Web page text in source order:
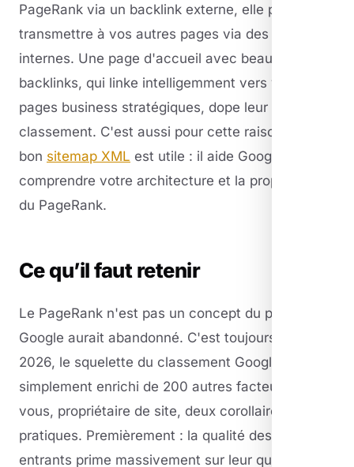
PageRank via un backlink externe, elle peut le
transmettre à vos autres pages via des liens
internes. Une page d'accueil avec beaucoup de
backlinks, qui linke intelligemment vers vos
pages business stratégiques, dope leur
classement. C'est aussi pour cette raison qu'un
bon sitemap XML est utile : il aide Google à
comprendre votre architecture et la propagation
du PageRank.
Ce qu’il faut retenir
Le PageRank n'est pas un concept du passé que
Google aurait abandonné. C'est toujours, en
2026, le squelette du classement Google —
simplement enrichi de 200 autres facteurs. Pour
vous, propriétaire de site, deux corollaires
pratiques. Premièrement : la qualité des liens
entrants prime massivement sur leur quantité.